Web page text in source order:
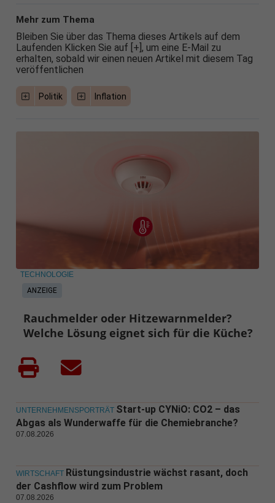
Mehr zum Thema
Bleiben Sie über das Thema dieses Artikels auf dem
Laufenden Klicken Sie auf [+], um eine E-Mail zu
erhalten, sobald wir einen neuen Artikel mit diesem Tag
veröffentlichen
Politik Inflation
ANZEIGE
TECHNOLOGIE
Rauchmelder oder Hitzewarnmelder?
Welche Lösung eignet sich für die Küche?
UNTERNEHMENSPORTRÄT Start-up CYNiO: CO2 – das
Abgas als Wunderwaffe für die Chemiebranche?
07.08.2026
WIRTSCHAFT Rüstungsindustrie wächst rasant, doch
der Cashflow wird zum Problem
07.08.2026